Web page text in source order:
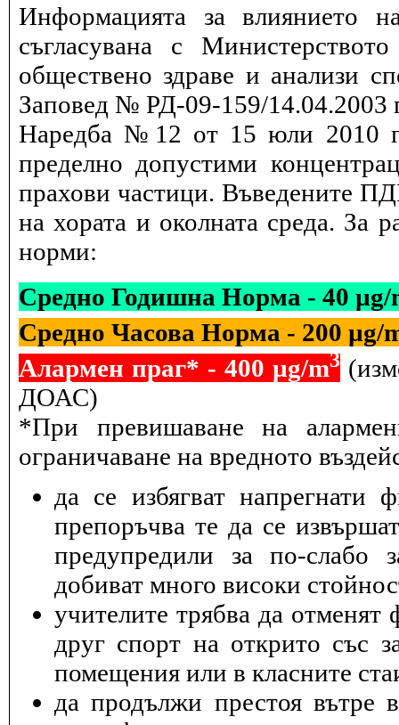
Информацията за влиянието
съгласувана с
обществено здраве и анализи
Заповед № РД-09-159/14.04.2003
Наредба №12 от 15 юли 2010
пределно допустими
прахови частици. Въведените
на хората и околната среда. За
норми:
Средно Годишна Норма - 40 µg/
Средно Часова Норма - 200 µg/
Алармен праг* - 400 µg/m3
ДОАС)
*При превишаване на
ограничаване на вредното
да се избягват напрегнати
препоръчва те да се
предупредили за по-слабо
добиват много високи
учителите трябва да отменят
друг спорт на открито със
помещения или в класните
да продължи престоя вътре